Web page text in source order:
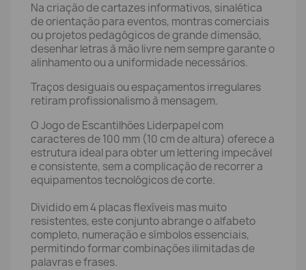
Na criação de cartazes informativos, sinalética
de orientação para eventos, montras comerciais
ou projetos pedagógicos de grande dimensão,
desenhar letras à mão livre nem sempre garante o
alinhamento ou a uniformidade necessários.
Traços desiguais ou espaçamentos irregulares
retiram profissionalismo à mensagem.
O Jogo de Escantilhões Liderpapel com
caracteres de 100 mm (10 cm de altura) oferece a
estrutura ideal para obter um lettering impecável
e consistente, sem a complicação de recorrer a
equipamentos tecnológicos de corte.
Dividido em 4 placas flexíveis mas muito
resistentes, este conjunto abrange o alfabeto
completo, numeração e símbolos essenciais,
permitindo formar combinações ilimitadas de
palavras e frases.